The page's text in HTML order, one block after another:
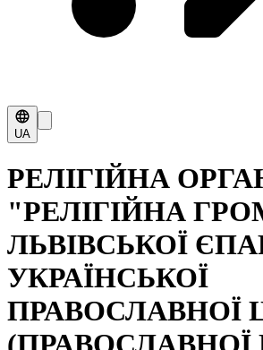
UA
РЕЛІГІЙНА
"РЕЛІГІЙНА
ЛЬВІВСЬКОЇ
УКРАЇНСЬКОЇ
ПРАВОСЛАВНОЇ